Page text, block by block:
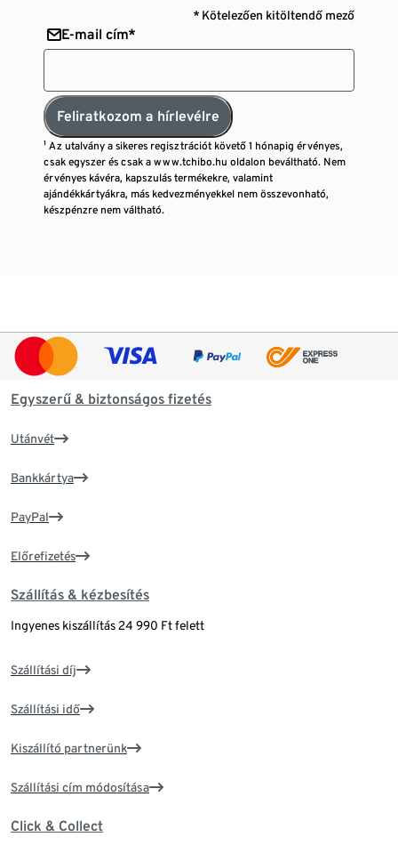
* Kötelezően kitöltendő mező
E-mail cím*
Feliratkozom a hírlevélre
¹ Az utalvány a sikeres regisztrációt követő 1 hónapig érvényes,
csak egyszer és csak a www.tchibo.hu oldalon beváltható. Nem
érvényes kávéra, kapszulás termékekre, valamint
ajándékkártyákra, más kedvezményekkel nem összevonható,
készpénzre nem váltható.
Egyszerű & biztonságos fizetés
Utánvét
Bankkártya
PayPal
Előrefizetés
Szállítás & kézbesítés
Ingyenes kiszállítás 24 990 Ft felett
Szállítási díj
Szállítási idő
Kiszállító partnerünk
Szállítási cím módosítása
Click & Collect